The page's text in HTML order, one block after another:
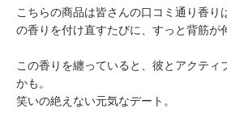
こちらの商品は皆さんの口コミ通り香り
の香りを付け直すたびに、すっと背筋が
この香りを纏っていると、彼とアクティ
かも。
笑いの絶えない元気なデート。